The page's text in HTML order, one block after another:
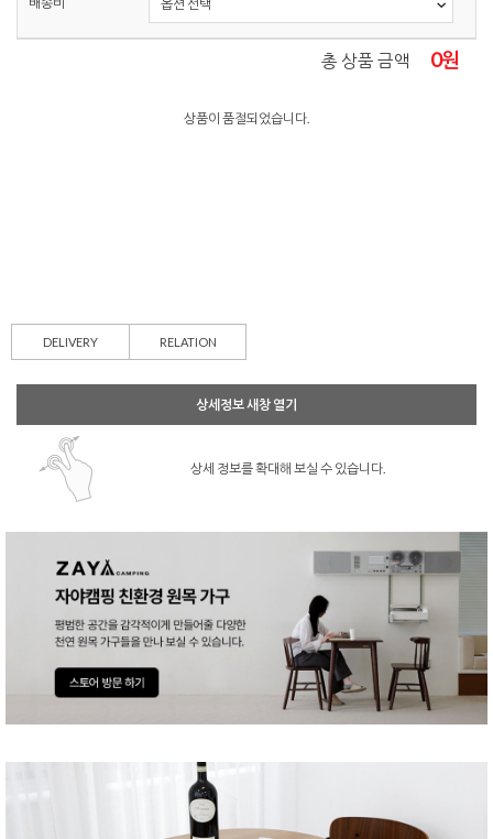
총 상품 금액 0원
상품이 품절되었습니다.
DELIVERY RELATION
상세정보 새창 열기
상세 정보를 확대해 보실 수 있습니다.